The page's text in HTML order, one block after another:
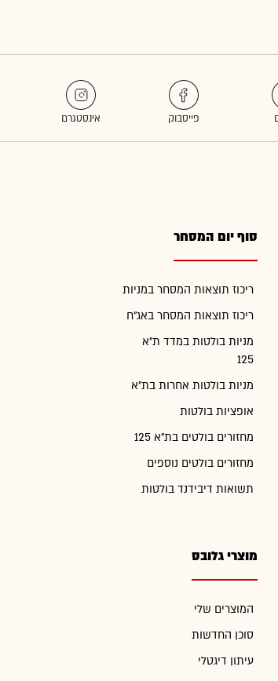
סוף יום המסחר
ריכוז תוצאות המסחר במניות
ריכוז תוצאות המסחר באג"ח
מניות בולטות במדד ת"א
125
מניות בולטות אחרות בת"א
אופציות בולטות
מחזורים בולטים בת"א 125
מחזורים בולטים נוספים
תשואות דיבידנד בולטות
מוצרי גלובס
המוצרים שלי
סוכן החדשות
עיתון דיגטלי